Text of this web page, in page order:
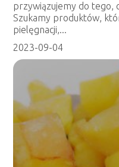
przywiązujemy do tego,
Szukamy produktów,
pielęgnacji,...
2023-09-04